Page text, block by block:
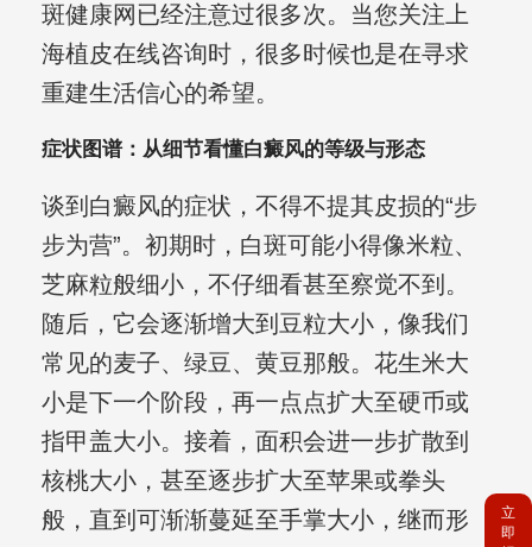
斑健康网已经注意过很多次。当您关注上
海植皮在线咨询时，很多时候也是在寻求
重建生活信心的希望。
症状图谱：从细节看懂白癜风的等级与形态
谈到白癜风的症状，不得不提其皮损的“步
步为营”。初期时，白斑可能小得像米粒、
芝麻粒般细小，不仔细看甚至察觉不到。
随后，它会逐渐增大到豆粒大小，像我们
常见的麦子、绿豆、黄豆那般。花生米大
小是下一个阶段，再一点点扩大至硬币或
指甲盖大小。接着，面积会进一步扩散到
核桃大小，甚至逐步扩大至苹果或拳头
般，直到可渐渐蔓延至手掌大小，继而形
立
即